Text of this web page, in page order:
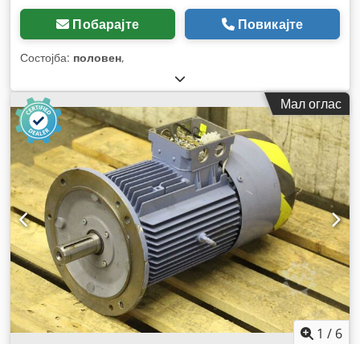
Побарајте Повикајте
Состојба: половен,
Мал оглас
1 / 6